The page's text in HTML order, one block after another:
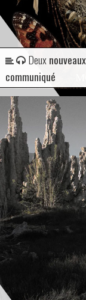
Deux
communiqué